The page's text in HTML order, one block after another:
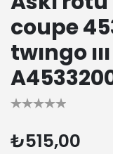
coupe
twıngo
₺515,00